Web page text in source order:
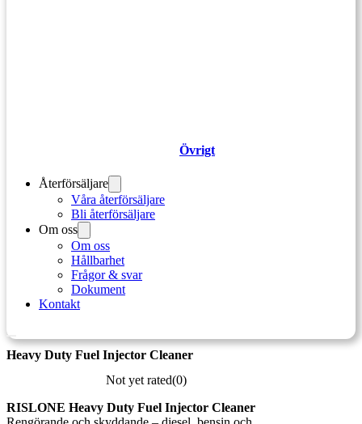
Övrigt
Återförsäljare
Våra återförsäljare
Bli återförsäljare
Om oss
Om oss
Hållbarhet
Frågor & svar
Dokument
Kontakt
Heavy Duty Fuel Injector Cleaner
Not yet rated(0)
RISLONE Heavy Duty Fuel Injector Cleaner